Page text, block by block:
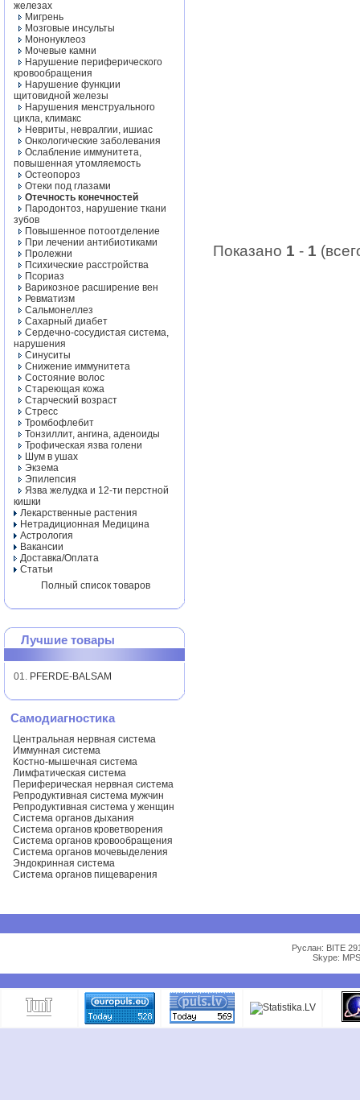
железах
Мигрень
Мозговые инсульты
Мононуклеоз
Мочевые камни
Нарушение периферического
кровообращения
Нарушение функции
щитовидной железы
Нарушения менструального
цикла, климакс
Невриты, невралгии, ишиас
Онкологические заболевания
Ослабление иммунитета,
повышенная утомляемость
Остеопороз
Отеки под глазами
Отечность конечностей
Пародонтоз, нарушение ткани
зубов
Повышенное потоотделение
При лечении антибиотиками
Пролежни
Психические расстройства
Псориаз
Варикозное расширение вен
Ревматизм
Сальмонеллез
Сахарный диабет
Сердечно-сосудистая система,
нарушения
Синуситы
Снижение иммунитета
Состояние волос
Стареющая кожа
Старческий возраст
Стресс
Тромбофлебит
Тонзиллит, ангина, аденоиды
Трофическая язва голени
Шум в ушах
Экзема
Эпилепсия
Язва желудка и 12-ти перстной
кишки
Лекарственные растения
Нетрадиционная Медицина
Астрология
Вакансии
Доставка/Оплата
Статьи
Полный список товаров
Лучшие товары
01. PFERDE-BALSAM
Самодиагностика
Центральная нервная система
Иммунная система
Костно-мышечная система
Лимфатическая система
Периферическая нервная система
Репродуктивная система мужчин
Репродуктивная система у женщин
Система органов дыхания
Система органов кроветворения
Система органов кровообращения
Система органов мочевыделения
Эндокринная система
Система органов пищеварения
Показано 1 - 1
Руслан: BITE
Skype: